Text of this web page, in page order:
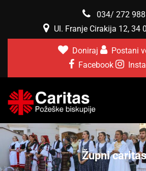
034/ 272 988
Ul. Franje Cirakija 12, 34
Doniraj
Postani
Facebook
Župni caritas